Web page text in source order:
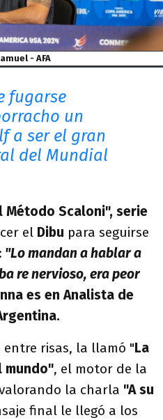
- AFA
fugarse
un
a ser el gran
del Mundial
Método Scaloni", serie
el Dibu para seguirse
"Lo mandan a hablar a
re nervioso, era peor
es en Analista de
entre risas, la llamó "La
mundo", el motor de la
la charla "A su
final le llegó a los